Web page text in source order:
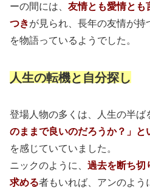
ーの間には、 友情とも愛情とも
つきが見られ、長年の友情が持
を物語っているようでした。
人生の転機と自分探し
登場人物の多くは、人生の半ば
のままで良いのだろうか？」と
を感じていていました。
ニックのように、 過去を断ち切
求める者もいれば、アンのよう